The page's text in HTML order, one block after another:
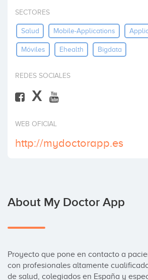
Invest
SECTORES
Salud Mobile-Applications
Móviles Ehealth Bigdata
REDES SOCIALES
X
WEB OFICIAL
http://mydoctorapp.es
About My Doctor App
Proyecto que pone en contacto a
con profesionales altamente
de salud, colegiados en España y